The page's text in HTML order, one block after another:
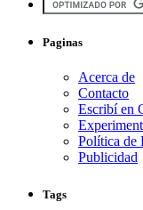
Paginas
Acerca de
Contacto
Escribí en
Política de
Publicidad
Tags